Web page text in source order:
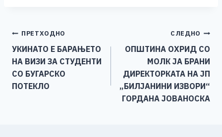
b
o
o
k
n
g
er
Li
n
k
Навигација
на
напис
ПРЕТХОДНО
УКИНАТО Е БАРАЊЕТО
НА ВИЗИ ЗА СТУДЕНТИ
СО БУГАРСКО
ПОТЕКЛО
СЛЕДНО
ОПШТИНА ОХРИД СО
МОЛК ЈА БРАНИ
ДИРЕКТОРКАТА НА ЈП
„БИЛЈАНИНИ ИЗВОРИ“
ГОРДАНА ЈОВАНОСКА